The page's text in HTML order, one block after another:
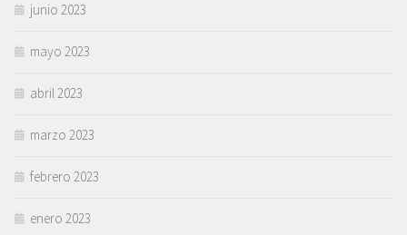
junio 2023
mayo 2023
abril 2023
marzo 2023
febrero 2023
enero 2023